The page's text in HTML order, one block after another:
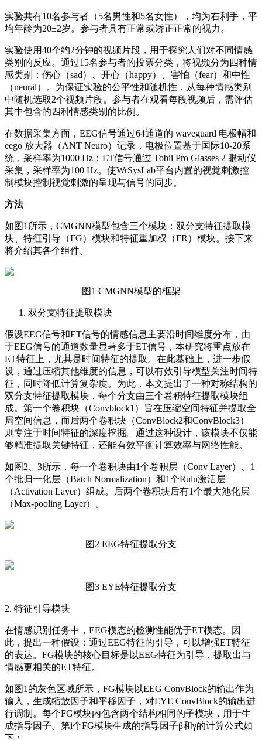
实验共有10名参与者（5名男性和5名女性），均为右利手，平
均年龄为20±2岁。参与者具有正常或矫正正常的视力。
实验使用40个约2分钟的视频片段，用于探究人们对不同情感
类别的反应。通过15名参与者的投票分类，将视频分为四种情
感类别：伤心（sad）、开心（happy）、害怕（fear）和中性
（neural）。为保证实验的公平性和随机性，从每种情感类别
中随机选取2个视频片段。参与者在观看每段视频后，需评估
其中包含的四种情感类别的比例。
在数据采集方面，EEG信号通过64通道的 waveguard 电极帽和
eego 放大器（ANT Neuro）记录，电极位置基于国际10-20系
统，采样率为1000 Hz；ET信号通过 Tobii Pro Glasses 2 眼动仪
采集，采样率为100 Hz。使WrSysLab平台内置的视觉刺激控
制模块控制视觉刺激的呈现与信号的同步。
方法
如图1所示，CMGNN模型包含三个模块：双分支特征提取模
块、特征引导（FG）模块和特征重加权（FR）模块。接下来
将介绍其各个组件。
图1 CMGNN模型的框架
双分支特征提取模块
假设EEG信号和ET信号的情感信息主要沿时间维度分布，由
于EEG信号的通道数量显著多于ET信号，本研究将重点放在
ET特征上，尤其是时间特征的提取。在此基础上，进一步假
设，通过压缩其他维度的信息，可以有效引导模型关注时间特
征，同时降低计算复杂度。为此，本文提出了一种对称结构的
双分支特征提取模块，每个分支由三个卷积特征提取模块组
成。第一个卷积块（Convblock1）旨在压缩空间特征并提取全
局空间信息，而后两个卷积块（ConvBlock2和ConvBlock3）
则专注于时间特征的深度挖掘。通过这种设计，该模块不仅能
够精准提取关键特征，还能有效平衡计算效率与网络性能。
如图2、3所示，每一个卷积块由1个卷积层（Conv Layer）、1
个批归一化层（Batch Normalization）和1个Rulu激活层
（Activation Layer）组成。后两个卷积块后有1个最大池化层
（Max-pooling Layer）。
图2 EEG特征提取分支
图3 EYE特征提取分支
2. 特征引导模块
在情感识别任务中，EEG模态的检测性能优于ET模态。因
此，提出一种假设：通过EEG特征的引导，可以增强ET特征
的表达。FG模块的核心目标是以EEG特征为引导，提取出与
情感更相关的ET特征。
如图1的灰色区域所示，FG模块以EEG ConvBlock的输出作为
输入，生成缩放因子和平移因子，对EYE ConvBlock的输出进
行调制。每个FG模块内包含两个结构相同的子模块，用于生
成指导因子。第i个FG模块生成的指导因子β和γ的计算公式如
下：